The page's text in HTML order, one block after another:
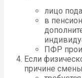
лицо
в
ПФР
Если
причине